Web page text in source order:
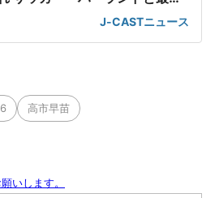
J-CASTニュース
高市早苗